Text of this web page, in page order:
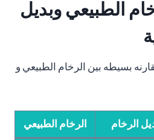
الطبيعي وبديل
بسيطه بين الرخام الطبيعي و
الرخام الرخام الطبيعي